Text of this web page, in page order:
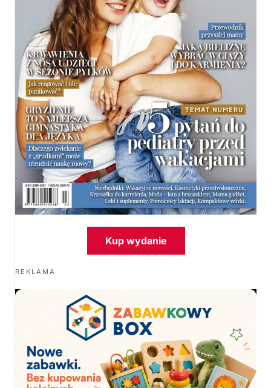
Kup wydanie
REKLAMA